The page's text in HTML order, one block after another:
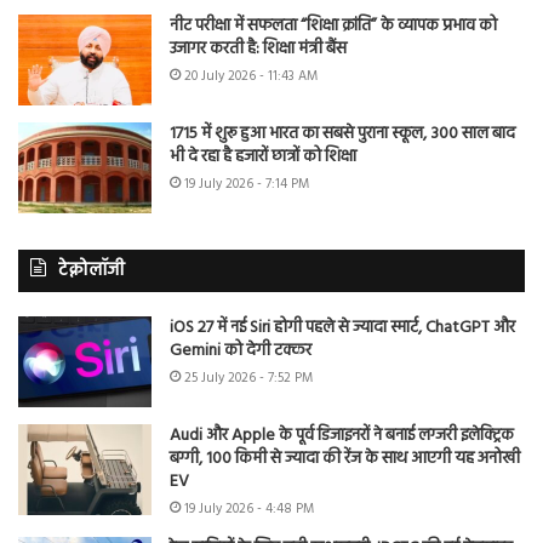
नीट परीक्षा में सफलता “शिक्षा क्रांति” के व्यापक प्रभाव को
उजागर करती है: शिक्षा मंत्री बैंस
20 July 2026 - 11:43 AM
1715 में शुरू हुआ भारत का सबसे पुराना स्कूल, 300 साल बाद
भी दे रहा है हजारों छात्रों को शिक्षा
19 July 2026 - 7:14 PM
टेक्नोलॉजी
iOS 27 में नई Siri होगी पहले से ज्यादा स्मार्ट, ChatGPT और
Gemini को देगी टक्कर
25 July 2026 - 7:52 PM
Audi और Apple के पूर्व डिजाइनरों ने बनाई लग्जरी इलेक्ट्रिक
बग्गी, 100 किमी से ज्यादा की रेंज के साथ आएगी यह अनोखी
EV
19 July 2026 - 4:48 PM